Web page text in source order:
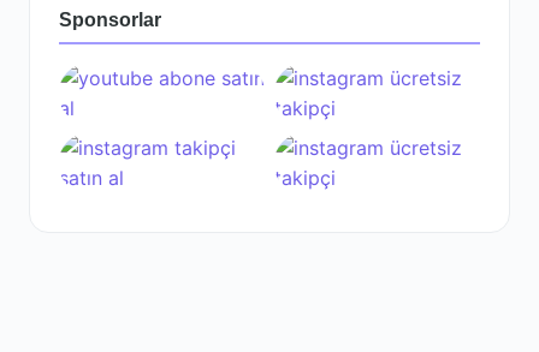
Sponsorlar